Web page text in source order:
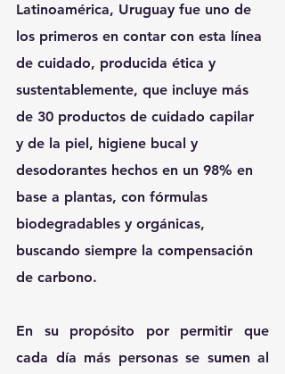
Latinoamérica, Uruguay fue uno de
los primeros en contar con esta línea
de cuidado, producida ética y
sustentablemente, que incluye más
de 30 productos de cuidado capilar
y de la piel, higiene bucal y
desodorantes hechos en un 98% en
base a plantas, con fórmulas
biodegradables y orgánicas,
buscando siempre la compensación
de carbono.
En su propósito por permitir que
cada día más personas se sumen al